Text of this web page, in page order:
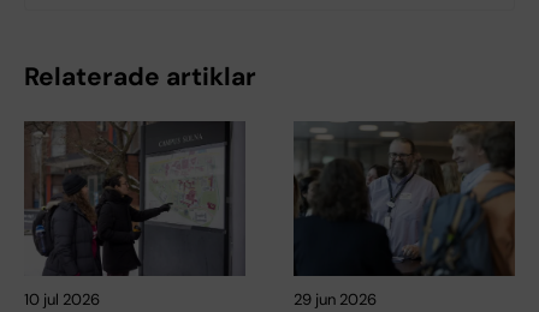
Relaterade artiklar
10 jul 2026 29 jun 2026